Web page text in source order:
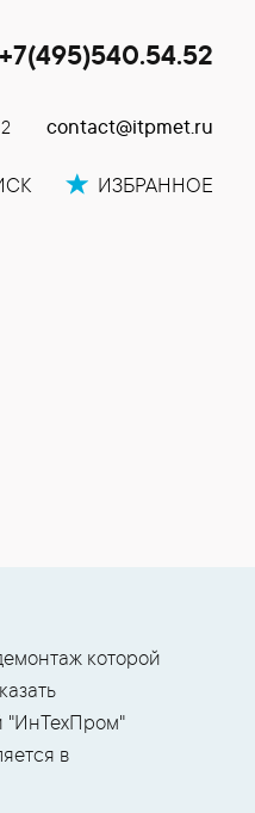
+7(495)540.54.52
contact@itpmet.ru
ИЗБРАННОЕ
которой
"ИнТехПром"
в